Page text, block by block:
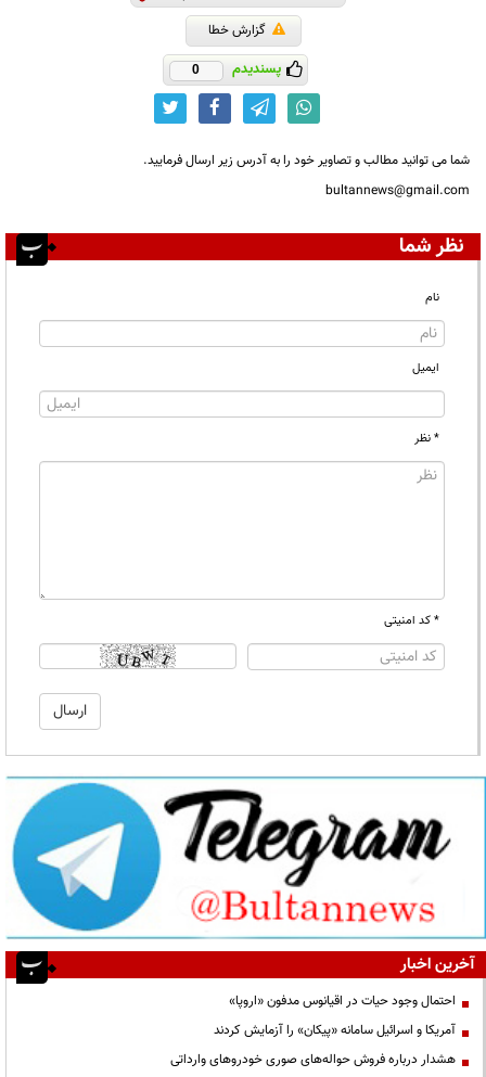
گزارش خطا
پسندیدم 0
شما می توانید مطالب و تصاویر خود را به آدرس زیر ارسال فرمایید.
bultannews@gmail.com
نظر شما
نام
ایمیل
* نظر
* کد امنیتی
آخرین اخبار
احتمال وجود حیات در اقیانوس مدفون «اروپا»
آمریکا و اسرائیل سامانه «پیکان» را آزمایش کردند
هشدار درباره فروش حواله‌های صوری خودروهای وارداتی